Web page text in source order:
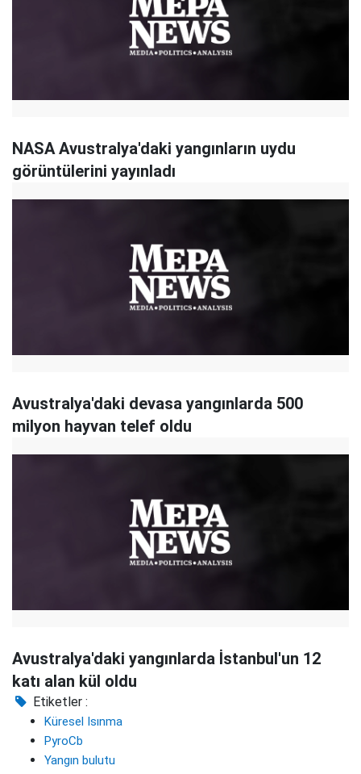
NASA Avustralya'daki yangınların uydu
görüntülerini yayınladı
Avustralya'daki devasa yangınlarda 500
milyon hayvan telef oldu
Avustralya'daki yangınlarda İstanbul'un 12
katı alan kül oldu
Etiketler :
Küresel Isınma
PyroCb
Yangın bulutu